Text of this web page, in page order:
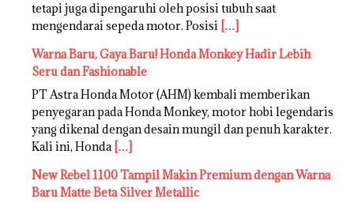
tetapi juga dipengaruhi oleh posisi tubuh saat
mengendarai sepeda motor. Posisi […]
Warna Baru, Gaya Baru! Honda Monkey Hadir Lebih
Seru dan Fashionable
PT Astra Honda Motor (AHM) kembali memberikan
penyegaran pada Honda Monkey, motor hobi legendaris
yang dikenal dengan desain mungil dan penuh karakter.
Kali ini, Honda […]
New Rebel 1100 Tampil Makin Premium dengan Warna
Baru Matte Beta Silver Metallic